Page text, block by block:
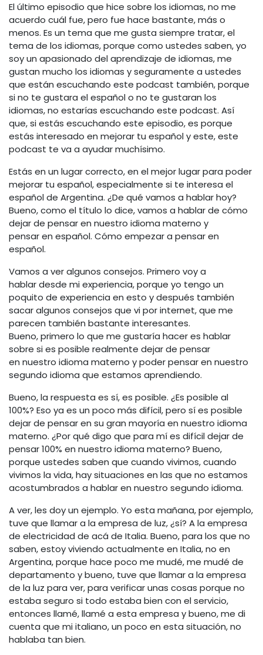
El último episodio que hice sobre los idiomas, no me
acuerdo cuál fue, pero fue hace bastante, más o
menos. Es un tema que me gusta siempre tratar, el
tema de los idiomas, porque como ustedes saben, yo
soy un apasionado del aprendizaje de idiomas, me
gustan mucho los idiomas y seguramente a ustedes
que están escuchando este podcast también, porque
si no te gustara el español o no te gustaran los
idiomas, no estarías escuchando este podcast. Así
que, si estás escuchando este episodio, es porque
estás interesado en mejorar tu español y este, este
podcast te va a ayudar muchísimo.
Estás en un lugar correcto, en el mejor lugar para poder
mejorar tu español, especialmente si te interesa el
español de Argentina. ¿De qué vamos a hablar hoy?
Bueno, como el título lo dice, vamos a hablar de cómo
dejar de pensar en nuestro idioma materno y
pensar en español. Cómo empezar a pensar en
español.
Vamos a ver algunos consejos. Primero voy a
hablar desde mi experiencia, porque yo tengo un
poquito de experiencia en esto y después también
sacar algunos consejos que vi por internet, que me
parecen también bastante interesantes.
Bueno, primero lo que me gustaría hacer es hablar
sobre si es posible realmente dejar de pensar
en nuestro idioma materno y poder pensar en nuestro
segundo idioma que estamos aprendiendo.
Bueno, la respuesta es sí, es posible. ¿Es posible al
100%? Eso ya es un poco más difícil, pero sí es posible
dejar de pensar en su gran mayoría en nuestro idioma
materno. ¿Por qué digo que para mí es difícil dejar de
pensar 100% en nuestro idioma materno? Bueno,
porque ustedes saben que cuando vivimos, cuando
vivimos la vida, hay situaciones en las que no estamos
acostumbrados a hablar en nuestro segundo idioma.
A ver, les doy un ejemplo. Yo esta mañana, por ejemplo,
tuve que llamar a la empresa de luz, ¿sí? A la empresa
de electricidad de acá de Italia. Bueno, para los que no
saben, estoy viviendo actualmente en Italia, no en
Argentina, porque hace poco me mudé, me mudé de
departamento y bueno, tuve que llamar a la empresa
de la luz para ver, para verificar unas cosas porque no
estaba seguro si todo estaba bien con el servicio,
entonces llamé, llamé a esta empresa y bueno, me di
cuenta que mi italiano, un poco en esta situación, no
hablaba tan bien.